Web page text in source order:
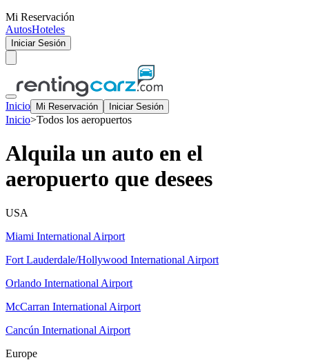
Mi Reservación
AutosHoteles
Iniciar Sesión
Inicio Mi Reservación Iniciar Sesión
Inicio>Todos los aeropuertos
Alquila un auto en el
aeropuerto que desees
USA
Miami International Airport
Fort Lauderdale/Hollywood International Airport
Orlando International Airport
McCarran International Airport
Cancún International Airport
Europe